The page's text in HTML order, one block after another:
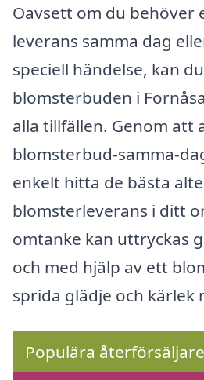
Oavsett om du behöver
leverans samma dag
speciell händelse, kan
blomsterbuden i
alla tillfällen. Genom att
blomsterbud-samma-
enkelt hitta de bästa
blomsterleverans i ditt
omtanke kan uttryckas
och med hjälp av ett
sprida glädje och kärlek
Populära återförsäljare